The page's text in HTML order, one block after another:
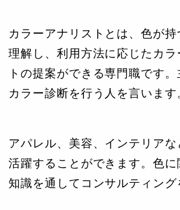
カラーアナリストとは、色が
理解し、利用方法に応じたカ
トの提案ができる専門職です
カラー診断を行う人を言います
アパレル、美容、インテリア
活躍することができます。色
知識を通してコンサルティング